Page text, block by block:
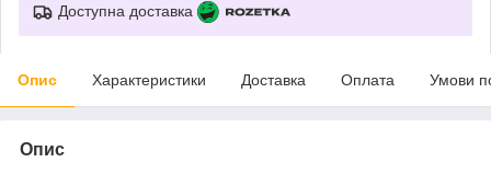
Доступна доставка
Опис Характеристики Доставка Оплата Умови
Опис